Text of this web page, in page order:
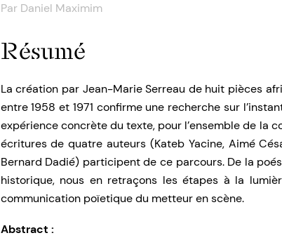
Par Daniel Maximim
Résumé
La création par Jean-Marie Serreau de huit pièces
entre 1958 et 1971 confirme une recherche sur
expérience concrète du texte, pour l’ensemble de la
écritures de quatre auteurs (Kateb Yacine, Aimé
Bernard Dadié) participent de ce parcours. De la
historique, nous en retraçons les étapes à la
communication poïetique du metteur en scène.
Abstract :